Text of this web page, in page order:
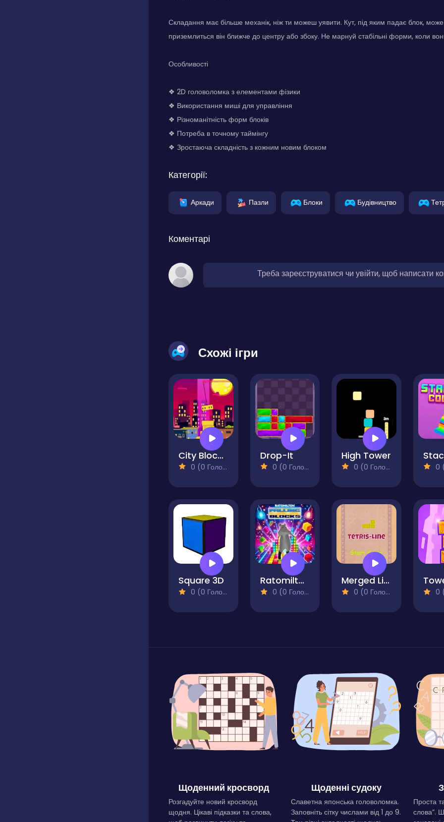
Складання має більше механік, ніж ти можеш уявити. Кут, під яким падає блок,
приземлиться він ближче до центру або збоку. Не марнуй стабільні форми, коли
Особливості
❖ 2D головоломка з елементами фізики
❖ Використання миші для управління
❖ Різноманітність форм блоків
❖ Потреба в точному таймінгу
❖ Зростаюча складність з кожним новим блоком
Категорії:
Аркади Пазли Блоки Будівництво
Коментарі
Треба зареєструватися чи увійти, щоб написати
Схожі ігри
City Blocks City Tower
0 (0 Голосів)
Drop-It
0 (0 Голосів)
High Tower
0 (0 Голосів) 0
Square 3D
0 (0 Голосів)
Ratomilton Falling Blocks
0 (0 Голосів)
Merged Lines
0 (0 Голосів) 0
Щоденний кросворд
Розгадуйте новий кросворд
щодня. Цікаві підказки та слова,
Щоденні судоку
Славетна японська головоломка.
Заповніть сітку числами від 1 до 9.
Проста
слова”.